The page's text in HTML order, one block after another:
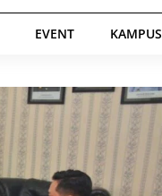
EVENT KAMPUS